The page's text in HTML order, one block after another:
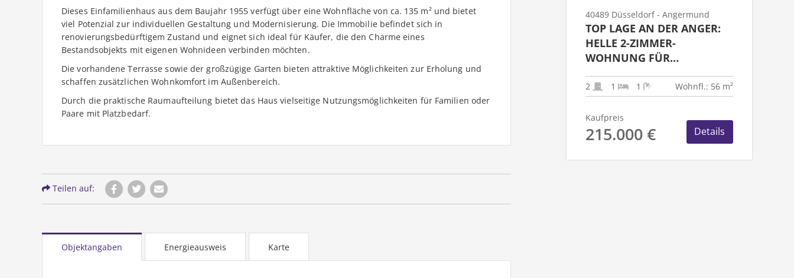
Dieses Einfamilienhaus aus dem Baujahr 1955 verfügt über eine Wohnfläche von ca. 135 m² und bietet
viel Potenzial zur individuellen Gestaltung und Modernisierung. Die Immobilie befindet sich in
renovierungsbedürftigem Zustand und eignet sich ideal für Käufer, die den Charme eines
Bestandsobjekts mit eigenen Wohnideen verbinden möchten.
Die vorhandene Terrasse sowie der großzügige Garten bieten attraktive Möglichkeiten zur Erholung und
schaffen zusätzlichen Wohnkomfort im Außenbereich.
Durch die praktische Raumaufteilung bietet das Haus vielseitige Nutzungsmöglichkeiten für Familien oder
Paare mit Platzbedarf.
Teilen auf:
Objektangaben Energieausweis Karte
40489 Düsseldorf - Angermund
TOP LAGE AN DER ANGER:
HELLE 2-ZIMMER-
WOHNUNG FÜR
EIGENNUTZER UND
KAPITALANLEGER
2 1 1 Wohnfl.: 56 m²
Kaufpreis
215.000 € Details